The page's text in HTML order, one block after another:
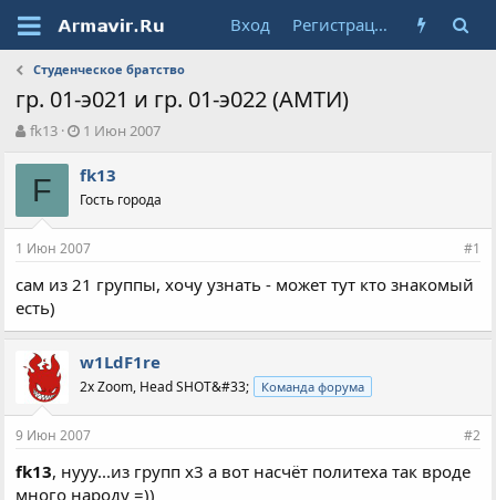
Вход Регистрация
Студенческое братство
гр. 01-э021 и гр. 01-э022 (АМТИ)
А
т
т
е
ы
fk13
Д
т
н
а
ч
л
1 Июн 2007
F fk13
Гость города
1 Июн 2007 #1
сам из 21 группы, хочу узнать - может тут кто знакомый
есть)
w1LdF1re
2x Zoom, Head SHOT&#33; Команда форума
9 Июн 2007 #2
fk13, нууу...из групп х3 а вот насчёт политеха так вроде
много народу =))